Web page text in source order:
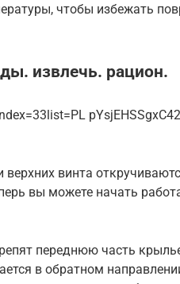
чтобы избежать
извлечь. рацион.
винта
вы можете начать
переднюю часть
в обратном